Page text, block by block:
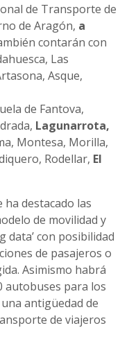
de Transporte de
de Aragón, a
contarán con
Las
Asque,
de Fantova,
Lagunarrota,
Montesa, Morilla,
Rodellar, El
destacado las
de movilidad y
data’ con posibilidad
de pasajeros o
Asimismo habrá
autobuses para los
antigüedad de
de viajeros